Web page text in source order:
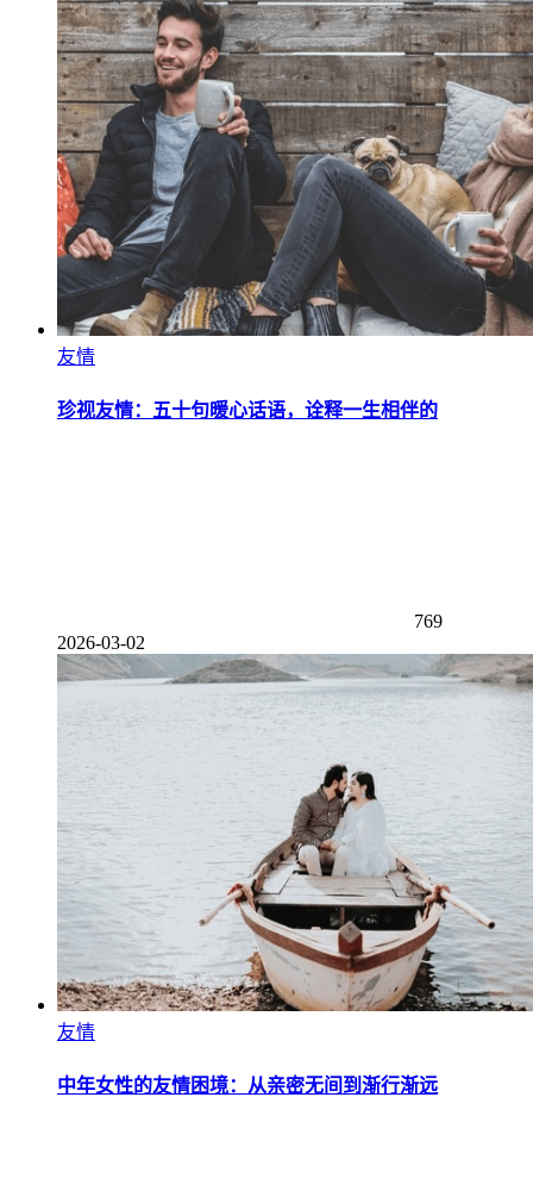
友情
珍视友情：五十句暖心话语，诠释一生相伴的
769
2026-03-02
友情
中年女性的友情困境：从亲密无间到渐行渐远